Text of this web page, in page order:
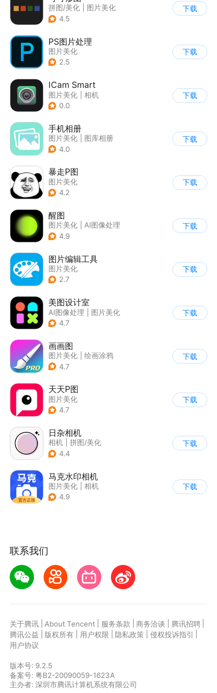
拼图/美化
图片美化
4.5
下载
PS图片处理
图片美化
2.5
下载
ICam Smart
图片美化
相机
| 视频监控
0.0
下载
手机相册
图片美化
图库相册
4.0
下载
暴走P图
图片美化
4.2
下载
醒图
图片美化
AI图像处理
4.9
下载
图片编辑工具
图片美化
2.7
下载
美图设计室
AI图像处理
图片美化
4.7
下载
画画图
图片美化
绘画涂鸦
4.7
下载
天天P图
图片美化
4.7
下载
日杂相机
相机
拼图/美化
| 图片美化
4.4
下载
马克水印相机
图片美化
相机
4.9
下载
联系我们
关于腾讯 About Tencent 服务条款 商务洽谈 腾讯招聘
腾讯公益
版权所有 用户权限 隐私政策 侵权投诉指引
用户协议
版本号: 9.2.5
备案号: 粤B2-20090059-1623A
主办者: 深圳市腾讯计算机系统有限公司